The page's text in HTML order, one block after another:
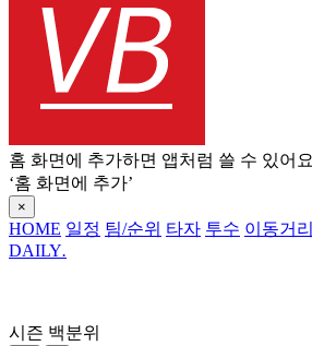
홈 화면에 추가하면 앱처럼 쓸 수 있어요
‘홈 화면에 추가’
×
HOME 일정 팀/순위 타자 투수 이동거리
DAILY.
시즌 백분위